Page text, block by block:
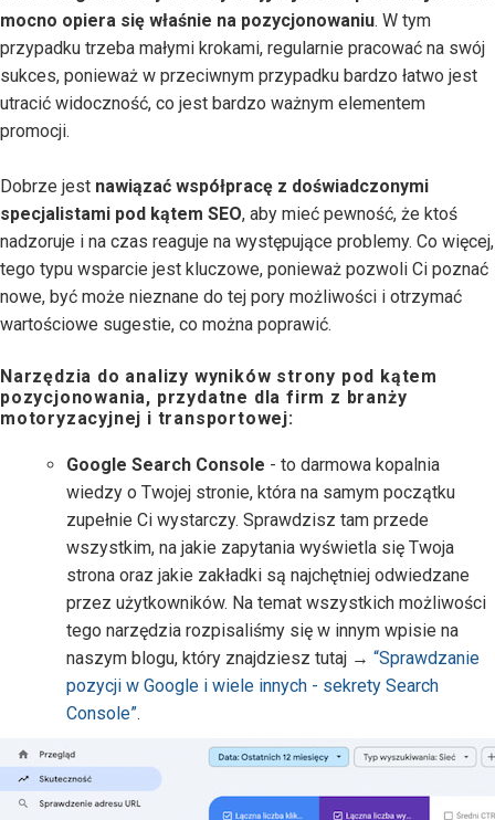
mocno opiera się właśnie na pozycjonowaniu. W tym
przypadku trzeba małymi krokami, regularnie pracować na swój
sukces, ponieważ w przeciwnym przypadku bardzo łatwo jest
utracić widoczność, co jest bardzo ważnym elementem
promocji.
Dobrze jest nawiązać współpracę z doświadczonymi
specjalistami pod kątem SEO, aby mieć pewność, że ktoś
nadzoruje i na czas reaguje na występujące problemy. Co więcej,
tego typu wsparcie jest kluczowe, ponieważ pozwoli Ci poznać
nowe, być może nieznane do tej pory możliwości i otrzymać
wartościowe sugestie, co można poprawić.
Narzędzia do analizy wyników strony pod kątem
pozycjonowania, przydatne dla firm z branży
motoryzacyjnej i transportowej:
Google Search Console - to darmowa kopalnia
wiedzy o Twojej stronie, która na samym początku
zupełnie Ci wystarczy. Sprawdzisz tam przede
wszystkim, na jakie zapytania wyświetla się Twoja
strona oraz jakie zakładki są najchętniej odwiedzane
przez użytkowników. Na temat wszystkich możliwości
tego narzędzia rozpisaliśmy się w innym wpisie na
naszym blogu, który znajdziesz tutaj → “Sprawdzanie
pozycji w Google i wiele innych - sekrety Search
Console”.